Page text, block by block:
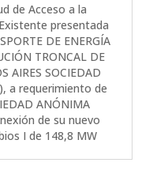
de Acceso a la
presentada
DE ENERGÍA
TRONCAL DE
AIRES SOCIEDAD
a requerimiento de
ANÓNIMA
de su nuevo
I de 148,8 MW